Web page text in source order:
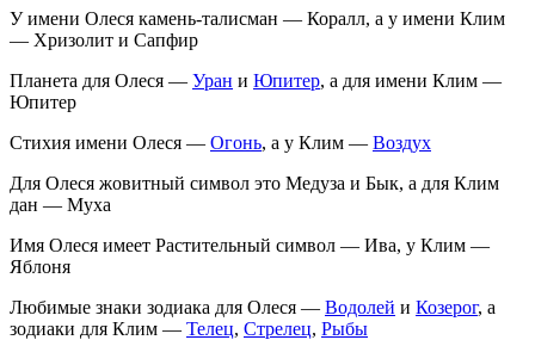
У имени Олеся камень-талисман — Коралл, а у имени Клим
— Хризолит и Сапфир
Планета для Олеся — Уран и Юпитер, а для имени Клим —
Юпитер
Стихия имени Олеся — Огонь, а у Клим — Воздух
Для Олеся жовитный символ это Медуза и Бык, а для Клим
дан — Муха
Имя Олеся имеет Растительный символ — Ива, у Клим —
Яблоня
Любимые знаки зодиака для Олеся — Водолей и Козерог, а
зодиаки для Клим — Телец, Стрелец, Рыбы